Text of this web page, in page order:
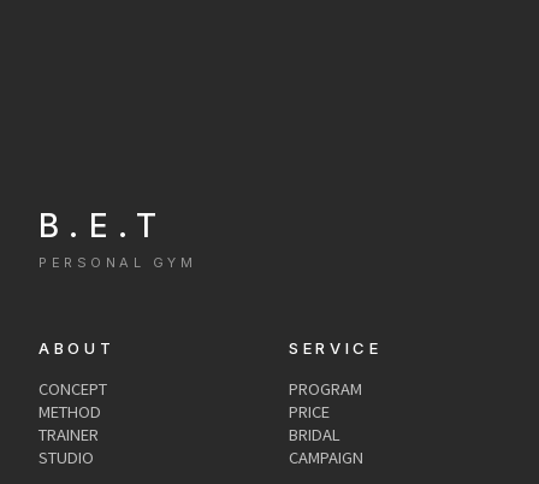
B.E.T
PERSONAL GYM
ABOUT
CONCEPT
METHOD
TRAINER
STUDIO
SERVICE
PROGRAM
PRICE
BRIDAL
CAMPAIGN